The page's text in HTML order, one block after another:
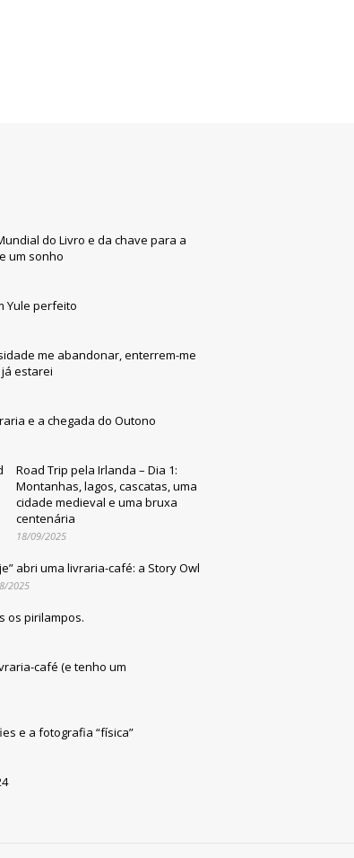
do Livro e da chave para a
um sonho
Yule perfeito
me abandonar, enterrem-me
estarei
e a chegada do Outono
Road Trip pela Irlanda – Dia 1:
Montanhas, lagos, cascatas, uma
cidade medieval e uma bruxa
centenária
18/09/2025
abri uma livraria-café: a Story Owl
2025
os pirilampos.
café (e tenho um
e a fotografia “física”